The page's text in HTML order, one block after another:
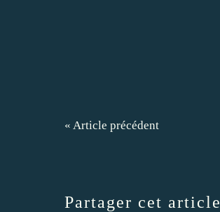
« Article précédent
Partager cet article